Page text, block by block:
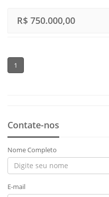
R$ 750.000,00
1
Contate-nos
Nome Completo
E-mail